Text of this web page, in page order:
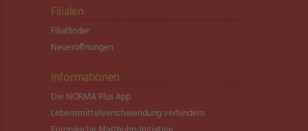
Filialen
Filialfinder
Neueröffnungen
Informationen
Die NORMA Plus App
Lebensmittel­verschwendung verhindern